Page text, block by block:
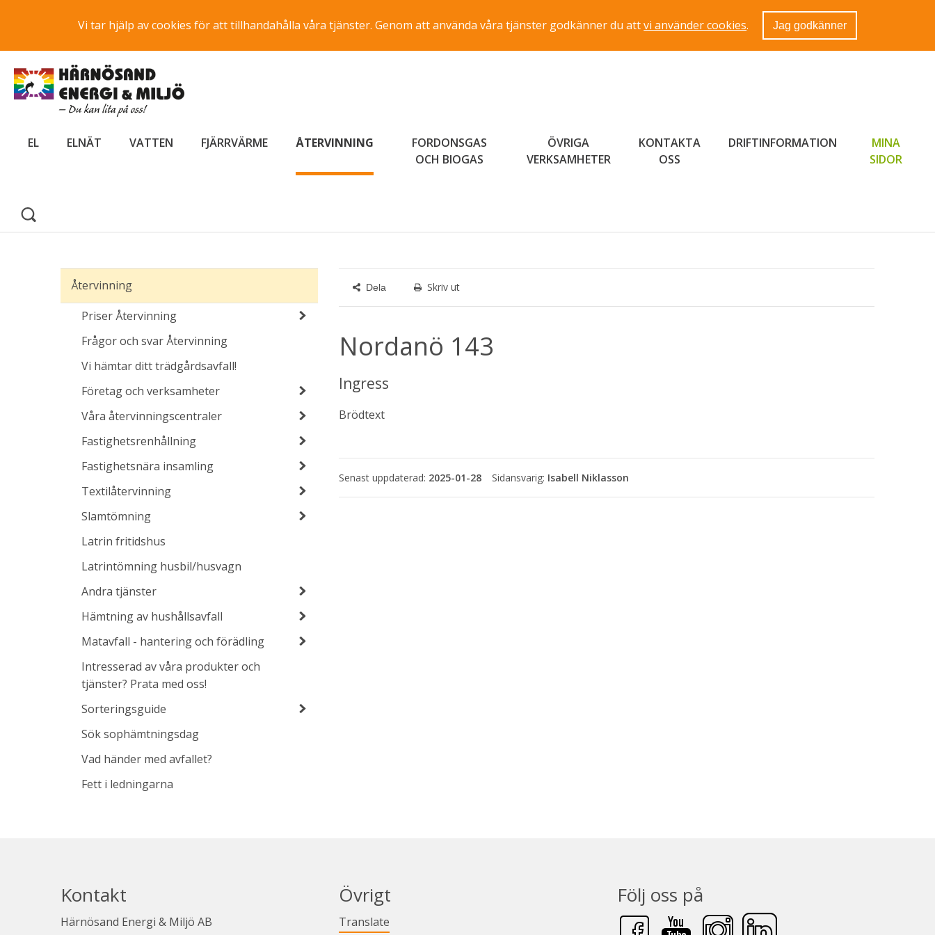
Vi tar hjälp av cookies för att tillhandahålla våra tjänster. Genom att använda våra tjänster godkänner du attvi använder cookies. Jag godkänner
EL ELNÄT VATTEN FJÄRRVÄRME ÅTERVINNING
FORDONSGAS
OCH BIOGAS
ÖVRIGA
VERKSAMHETER
KONTAKTA
OSS
DRIFTINFORMATION
MINA
SIDOR
Återvinning
Priser Återvinning
Frågor och svar Återvinning
Vi hämtar ditt trädgårdsavfall!
Företag och verksamheter
Våra återvinningscentraler
Fastighetsrenhållning
Fastighetsnära insamling
Textilåtervinning
Slamtömning
Latrin fritidshus
Latrintömning husbil/husvagn
Andra tjänster
Hämtning av hushållsavfall
Matavfall - hantering och förädling
Intresserad av våra produkter och
tjänster? Prata med oss!
Sorteringsguide
Sök sophämtningsdag
Vad händer med avfallet?
Fett i ledningarna
Dela Skriv ut
Nordanö 143
Ingress
Brödtext
Senast uppdaterad: 2025-01-28 Isabell Niklasson
Kontakt
Härnösand Energi & Miljö AB
Övrigt
Translate
Följ oss på